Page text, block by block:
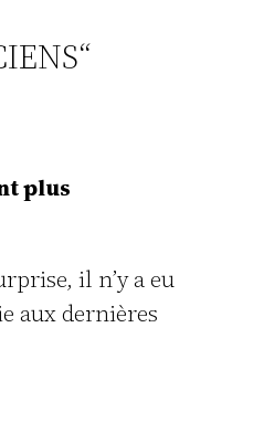
plus
il n’y a eu
aux dernières